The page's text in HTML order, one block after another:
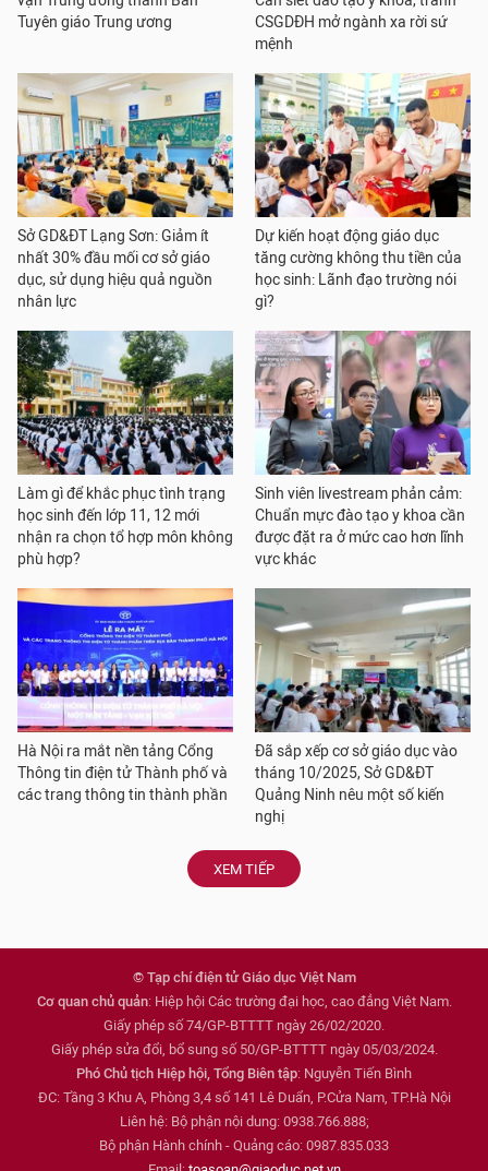
Tuyên giáo Trung ương
CSGDĐH mở ngành xa rời sứ
mệnh
Sở GD&ĐT Lạng Sơn: Giảm ít
nhất 30% đầu mối cơ sở giáo
dục, sử dụng hiệu quả nguồn
nhân lực
Dự kiến hoạt động giáo dục
tăng cường không thu tiền của
học sinh: Lãnh đạo trường nói
gì?
Làm gì để khắc phục tình trạng
học sinh đến lớp 11, 12 mới
nhận ra chọn tổ hợp môn không
phù hợp?
Sinh viên livestream phản cảm:
Chuẩn mực đào tạo y khoa cần
được đặt ra ở mức cao hơn lĩnh
vực khác
Hà Nội ra mắt nền tảng Cổng
Thông tin điện tử Thành phố và
các trang thông tin thành phần
Đã sắp xếp cơ sở giáo dục vào
tháng 10/2025, Sở GD&ĐT
Quảng Ninh nêu một số kiến
nghị
XEM TIẾP
© Tạp chí điện tử Giáo dục Việt Nam
Cơ quan chủ quản: Hiệp hội Các trường đại học, cao đẳng Việt Nam.
Giấy phép số 74/GP-BTTTT ngày 26/02/2020.
Giấy phép sửa đổi, bổ sung số 50/GP-BTTTT ngày 05/03/2024.
Phó Chủ tịch Hiệp hội, Tổng Biên tập: Nguyễn Tiến Bình
ĐC: Tầng 3 Khu A, Phòng 3,4 số 141 Lê Duẩn, P.Cửa Nam, TP.Hà Nội
Liên hệ: Bộ phận nội dung: 0938.766.888;
Bộ phận Hành chính - Quảng cáo: 0987.835.033